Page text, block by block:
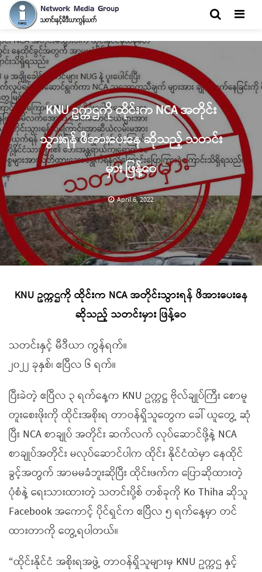
KNU ဥက္ကဌကို ထိုင်းက NCA အတိုင်း
သွားရန် ဖိအားပေးနေ ဆိုသည့် သတင်း
မှား ဖြန့်ဝေ
April 6, 2022
KNU ဥက္ကဌကို ထိုင်းက NCA အတိုင်းသွားရန် ဖိအားပေးနေ
ဆိုသည့် သတင်းမှား ဖြန့်ဝေ
သတင်းနှင့် မီဒီယာ ကွန်ရက်။
၂၀၂၂ ခုနှစ်၊ ဧပြီလ ၆ ရက်။
ပြီးခဲတဲ့ ဧပြီလ ၃ ရက်နေ့က KNU ဥက္ကဋ္ဌ ဗိုလ်ချုပ်ကြီး စောမူ
တူးစေးဖိုးကို ထိုင်းအစိုးရ တာဝန်ရှိသူတွေက ခေါ် ယူတွေ့ ဆုံ
ပြီး NCA စာချုပ် အတိုင်း ဆက်လက် လုပ်ဆောင်ဖို့နဲ့ NCA
စာချုပ်အတိုင်း မလုပ်ဆောင်ပါက ထိုင်း နိုင်ငံထဲမှာ နေထိုင်
ခွင့်အတွက် အာမမခံဘူးဆိုပြီး ထိုင်းဖက်က ပြောဆိုထားတဲ့
ပုံစံနဲ့ ရေးသားထားတဲ့ သတင်းပို့စ် တစ်ခုကို Ko Thiha ဆိုသူ
Facebook အကောင့် ပိုင်ရှင်က ဧပြီလ ၅ ရက်နေ့မှာ တင်
ထားတာကို တွေ့ရပါတယ်။
“ထိုင်းနိုင်ငံ အစိုးရအဖွဲ့ တာဝန်ရှိသူများမှ KNU ဥက္ကဌ နှင့်